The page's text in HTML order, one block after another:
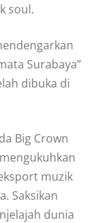
soul.
Surabaya”
dibuka di
Big Crown
muzik
Saksikan
dunia